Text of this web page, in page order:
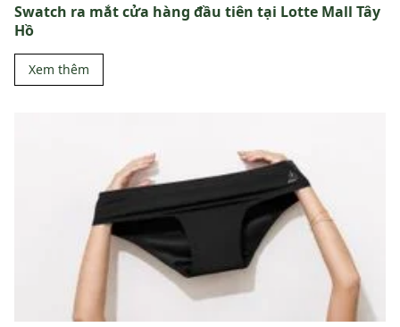
Swatch ra mắt cửa hàng đầu tiên tại Lotte Mall Tây
Hồ
Xem thêm